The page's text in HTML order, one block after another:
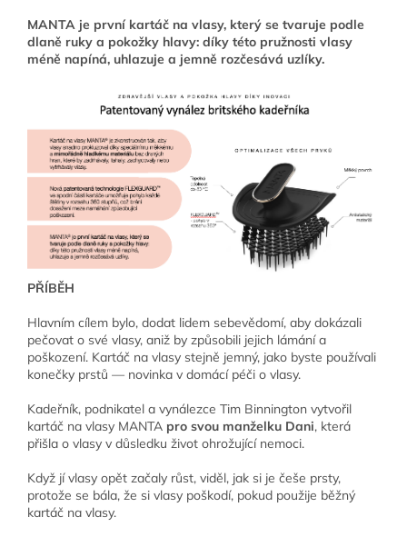
MANTA je první kartáč na vlasy, který se tvaruje podle
dlaně ruky a pokožky hlavy: díky této pružnosti vlasy
méně napíná, uhlazuje a jemně rozčesává uzlíky.
PŘÍBĚH
Hlavním cílem bylo, dodat lidem sebevědomí, aby dokázali
pečovat o své vlasy, aniž by způsobili jejich lámání a
poškození. Kartáč na vlasy stejně jemný, jako byste používali
konečky prstů — novinka v domácí péči o vlasy.
Kadeřník, podnikatel a vynálezce Tim Binnington vytvořil
kartáč na vlasy MANTA pro svou manželku Dani, která
přišla o vlasy v důsledku život ohrožující nemoci.
Když jí vlasy opět začaly růst, viděl, jak si je češe prsty,
protože se bála, že si vlasy poškodí, pokud použije běžný
kartáč na vlasy.